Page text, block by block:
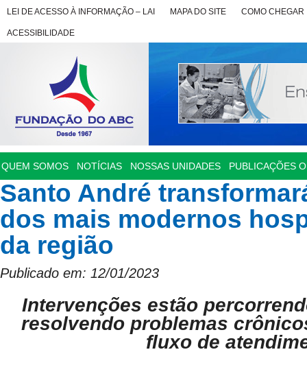
LEI DE ACESSO À INFORMAÇÃO – LAI MAPA DO SITE COMO CHEGAR
ACESSIBILIDADE
QUEM SOMOS NOTÍCIAS NOSSAS UNIDADES PUBLICAÇÕES
Santo André
dos mais modernos
da região
Publicado em: 12/01/2023
Intervenções estão
resolvendo problemas
fluxo de